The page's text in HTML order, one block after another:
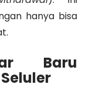
hanya bisa
Baru